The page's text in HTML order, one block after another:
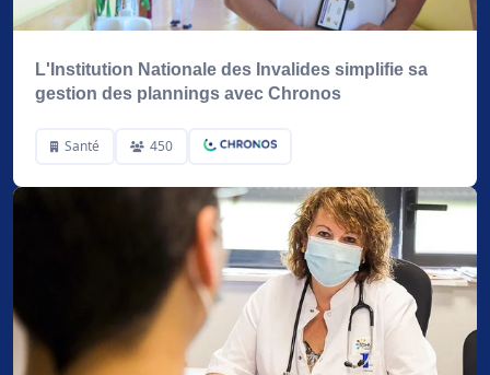
L'Institution Nationale des Invalides simplifie sa
gestion des plannings avec Chronos
Santé 450